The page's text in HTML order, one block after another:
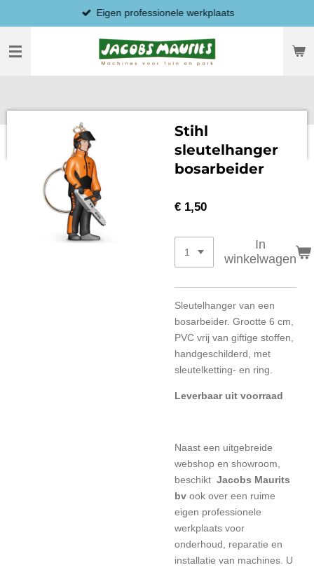
direct
naar
hoofdinhoud
Eigen professionele werkplaats
Stihl
sleutelhanger
bosarbeider
€ 1,50
In
winkelwagen
Sleutelhanger van een
bosarbeider. Grootte 6 cm,
PVC vrij van giftige stoffen,
handgeschilderd, met
sleutelketting- en ring.
Leverbaar uit voorraad
Naast een uitgebreide
webshop en showroom,
beschikt Jacobs Maurits
bv ook over een ruime
eigen professionele
werkplaats voor
onderhoud, reparatie en
installatie van machines. U